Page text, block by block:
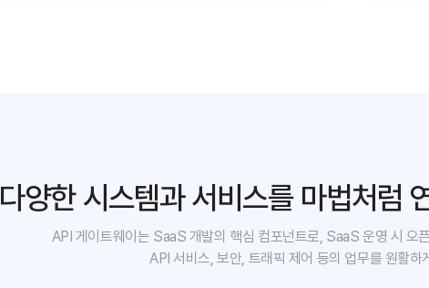
다양한 시스템과 서비스를 마법처럼
API 게이트웨이는 SaaS 개발의 핵심 컴포넌트로, SaaS 운영 시 오
API 서비스, 보안, 트래픽 제어 등의 업무를 원활하